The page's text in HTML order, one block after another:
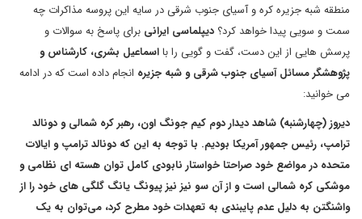
منطقه شبه جزیره کره و آسیای جنوب شرقی در سایه این پروسه مذاکرات چه
سمت و سویی پیدا خواهد کرد؟ دیپلماسی ایرانی برای پاسخ به سوالات و
پرسش هایی از این دست، گفت و گویی را بااسماعیل بشری، کارشناس و
پژوهشگر مسائل آسیای جنوب شرقی و شبه جزیره انجام داده است که در ادامه
می خوانید:
دیروز (چهارشنبه) شاهد دیدار دوم کیم جونگ اون، رهبر کره شمالی و دونالد
ترامپ، رئیس جمهور آمریکا بودیم. با توجه به این که دونالد ترامپ و ایالات
متحده در مواضع خود صراحتا خواستار نابودی کامل توان هسته ای نظامی و
موشکی کره شمالی است و از آن سو نیز نیز پیونگ یانگ گلگی های خود را از
واشنگتن به دلیل عدم پایبندی به تعهدات خود مطرح کرد، می‌توان به یک